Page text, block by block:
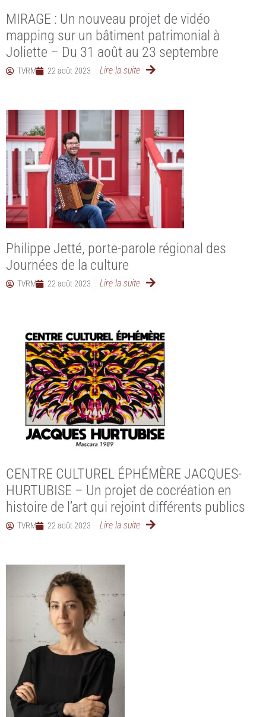
MIRAGE : Un nouveau projet de vidéo
mapping sur un bâtiment patrimonial à
Joliette – Du 31 août au 23 septembre
TVRM 22 août 2023 Lire la suite
Philippe Jetté, porte-parole régional des
Journées de la culture
TVRM 22 août 2023 Lire la suite
CENTRE CULTUREL ÉPHÉMÈRE JACQUES-
HURTUBISE – Un projet de cocréation en
histoire de l’art qui rejoint différents publics
TVRM 22 août 2023 Lire la suite